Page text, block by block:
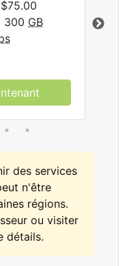
$75.00
300 GB
des services
n'être
régions.
ou visiter
détails.